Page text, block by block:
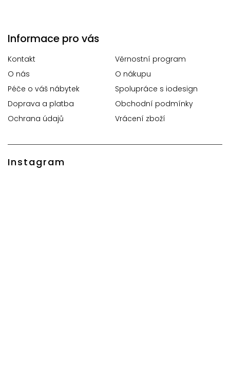
Informace pro vás
Kontakt
Věrnostní program
O nás
O nákupu
Péče o váš nábytek
Spolupráce s iodesign
Doprava a platba
Obchodní podmínky
Ochrana údajů
Vrácení zboží
Instagram